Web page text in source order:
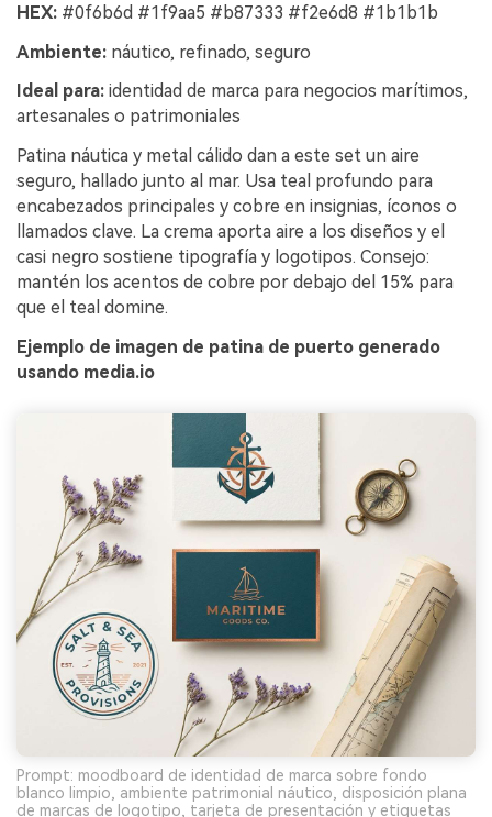
HEX: #0f6b6d #1f9aa5 #b87333 #f2e6d8 #1b1b1b
Ambiente: náutico, refinado, seguro
Ideal para: identidad de marca para negocios marítimos,
artesanales o patrimoniales
Patina náutica y metal cálido dan a este set un aire
seguro, hallado junto al mar. Usa teal profundo para
encabezados principales y cobre en insignias, íconos o
llamados clave. La crema aporta aire a los diseños y el
casi negro sostiene tipografía y logotipos. Consejo:
mantén los acentos de cobre por debajo del 15% para
que el teal domine.
Ejemplo de imagen de patina de puerto generado
usando media.io
Prompt: moodboard de identidad de marca sobre fondo
blanco limpio, ambiente patrimonial náutico, disposición plana
de marcas de logotipo, tarjeta de presentación y etiquetas